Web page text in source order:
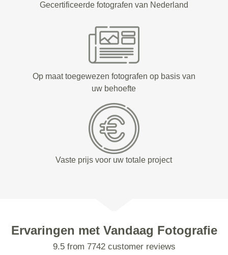
Gecertificeerde fotografen van Nederland
Op maat toegewezen fotografen op basis van
uw behoefte
Vaste prijs voor uw totale project
Ervaringen met Vandaag Fotografie
9.5 from 7742 customer reviews